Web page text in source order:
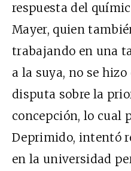
respuesta del
Mayer, quien
trabajando en una
a la suya, no se
disputa sobre la
concepción, lo cual
Deprimido, intentó
en la universidad